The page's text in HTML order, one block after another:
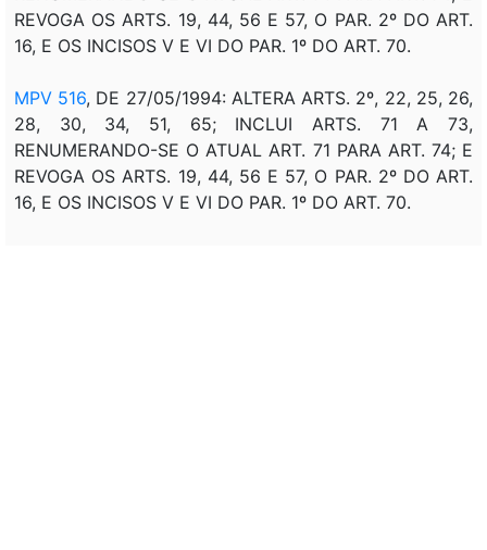
REVOGA OS ARTS. 19, 44, 56 E 57, O PAR. 2º DO ART.
16, E OS INCISOS V E VI DO PAR. 1º DO ART. 70.
MPV 516, DE 27/05/1994: ALTERA ARTS. 2º, 22, 25, 26,
28, 30, 34, 51, 65; INCLUI ARTS. 71 A 73,
RENUMERANDO-SE O ATUAL ART. 71 PARA ART. 74; E
REVOGA OS ARTS. 19, 44, 56 E 57, O PAR. 2º DO ART.
16, E OS INCISOS V E VI DO PAR. 1º DO ART. 70.